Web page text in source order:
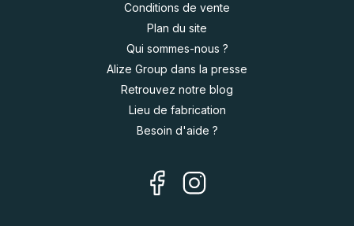
Conditions de vente
Plan du site
Qui sommes-nous ?
Alize Group dans la presse
Retrouvez notre blog
Lieu de fabrication
Besoin d'aide ?